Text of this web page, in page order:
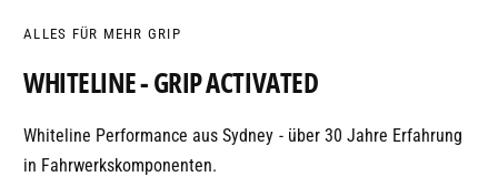
ALLES FÜR MEHR GRIP
WHITELINE - GRIP ACTIVATED
Whiteline Performance aus Sydney - über 30 Jahre Erfahrung
in Fahrwerkskomponenten.